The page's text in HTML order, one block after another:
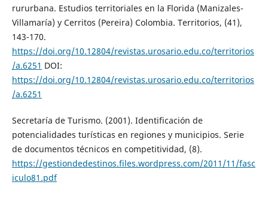
rururbana. Estudios territoriales en la Florida (Manizales-
Villamaría) y Cerritos (Pereira) Colombia. Territorios, (41),
143-170.
https://doi.org/10.12804/revistas.urosario.edu.co/territorios
/a.6251 DOI:
https://doi.org/10.12804/revistas.urosario.edu.co/territorios
/a.6251
Secretaría de Turismo. (2001). Identificación de
potencialidades turísticas en regiones y municipios. Serie
de documentos técnicos en competitividad, (8).
https://gestiondedestinos.files.wordpress.com/2011/11/fasc
iculo81.pdf